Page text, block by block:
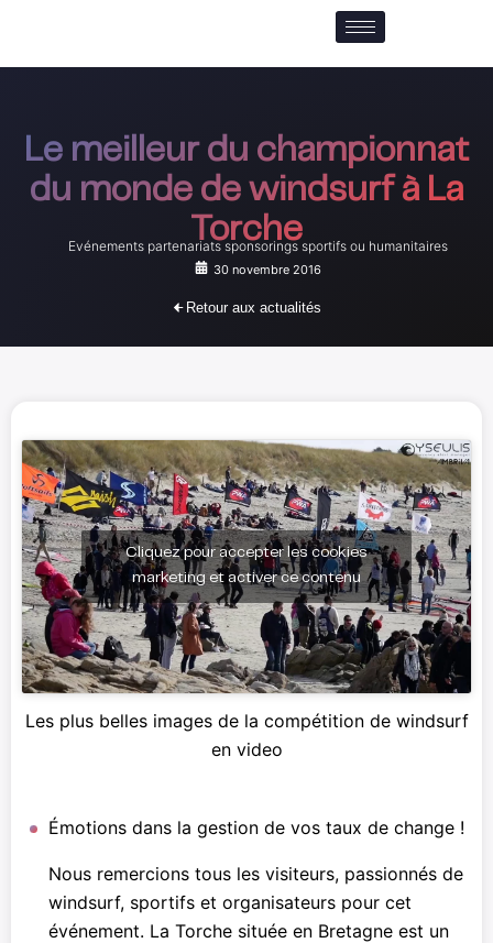
contenu
Le meilleur du championnat
du monde de windsurf à La
Torche
Evénements partenariats sponsorings sportifs ou humanitaires
30 novembre 2016
Retour aux actualités
Cliquez pour accepter les cookies
marketing et activer ce contenu
Les plus belles images de la compétition de windsurf
en video
Émotions dans la gestion de vos taux de change !
Nous remercions tous les visiteurs, passionnés de
windsurf, sportifs et organisateurs pour cet
événement. La Torche située en Bretagne est un